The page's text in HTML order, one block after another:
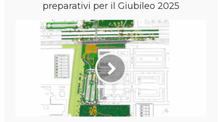
preparativi per il Giubileo 2025